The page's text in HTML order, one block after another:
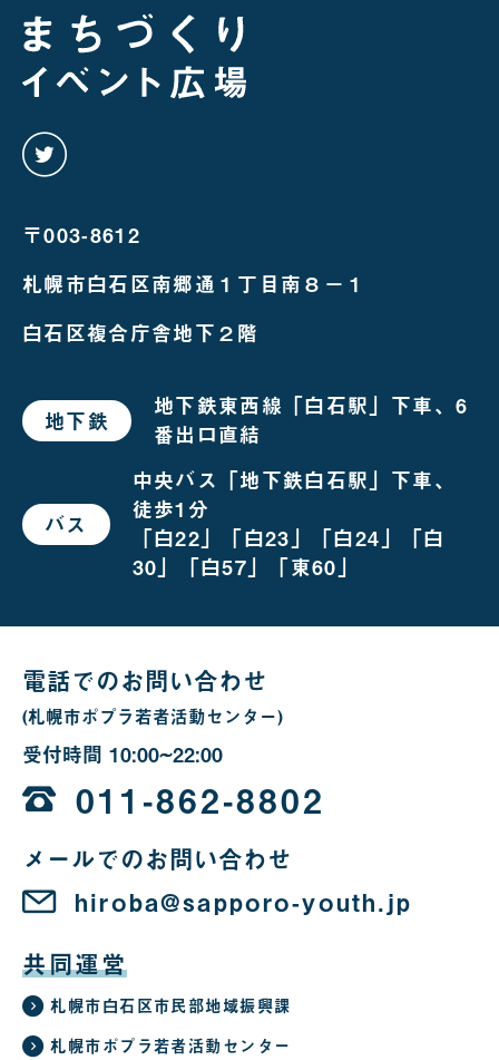
〒003-8612
札幌市白石区南郷通１丁目南８－１
白石区複合庁舎地下２階
地下鉄 で
お
場
合
地下鉄東西線「白石駅」下車、6
番出口直結
バス で
お
場
中央バス「地下鉄白石駅」下車、
徒歩1分
「白22」「白23」「白24」「白
30」「白57」「東60」
電話でのお問い合わせ
(札幌市ポプラ若者活動センター)
受付時間 10:00~22:00
時
か
ら
22
011-862-8802
メールでのお問い合わせ
hiroba@sapporo-youth.jp
共同運営
札幌市白石区市民部地域振興課
札幌市ポプラ若者活動センター